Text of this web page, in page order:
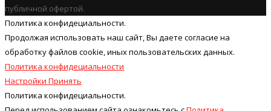
публичной офертой.
Политика конфидециальности.
Продолжая использовать наш cайт, Вы даете согласие на
обработку файлов cookie, иных пользовательских данных.
Политика конфидециальности
Настройки Принять
Политика конфидециальности.